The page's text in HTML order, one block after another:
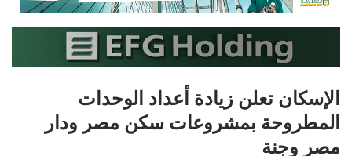
الإسكان تعلن زيادة أعداد الوحدات
المطروحة بمشروعات سكن مصر ودار
مصر وجنة